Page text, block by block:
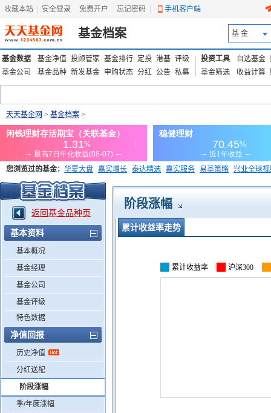
收藏本站 安全登录 免费开户 忘记密码 手机客户端
基金档案 基 金
基金数据 基金净值 投顾管家 基金排行 定投 港基 评级
基金公司
基金品种 新发基金 申购状态 分红 公告 私募
投资工具 自选基金
基金筛选
收益计算
天天基金网 > 基金档案 >
您浏览过的基金： 华夏大盘 嘉实增长 泰达精选 嘉实服务 易基策略 兴业全球
添富优势 华安宏利 上证180价值ETF 上投优势 信诚蓝筹
返回基金品种页
基本资料
基本概况
基金经理
基金公司
基金评级
特色数据
净值回报
历史净值
分红送配
阶段涨幅
季/年度涨幅
阶段涨幅
累计收益率走势
累计收益率 沪深300